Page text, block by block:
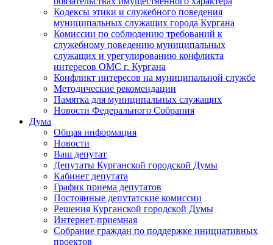
Кодексы этики и служебного поведения
муниципальных служащих города Кургана
Комиссии по соблюдению требований к
служебному поведению муниципальных
служащих и урегулированию конфликта
интересов ОМС г. Кургана
Конфликт интересов на муниципальной службе
Методические рекомендации
Памятка для муниципальных служащих
Новости Федерального Cобрания
Дума
Общая информация
Новости
Ваш депутат
Депутаты Курганской городской Думы
Кабинет депутата
График приема депутатов
Постоянные депутатские комиссии
Решения Курганской городской Думы
Интернет-приемная
Собрание граждан по поддержке инициативных
проектов